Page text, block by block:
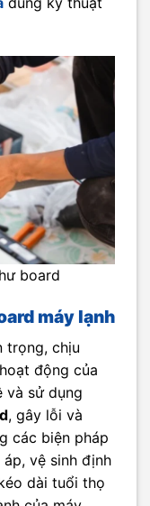
board
máy lạnh
trọng, chịu
động của
và sử dụng
, gây lỗi và
các biện pháp
vệ sinh định
dài tuổi thọ